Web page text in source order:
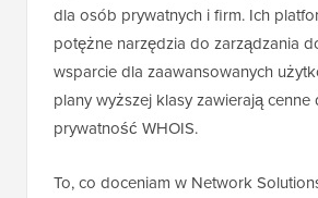
dla osób prywatnych i firm. Ich
potężne narzędzia do zarządzania
wsparcie dla zaawansowanych
plany wyższej klasy zawierają
prywatność WHOIS.
To, co doceniam w Network